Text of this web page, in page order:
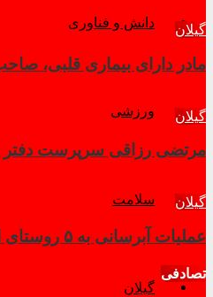
دانش و فناوری
ورزشی
سلامت
گیلان
گیلان
مادر دارای بیماری قلبی،
گیلان
مرتضی رزاقی سرپرست دفتر
گیلان
عملیات آبرسانی به ۵ روستای اشکورات رودسر،وارد مرحله نهایی شد
تصادفی